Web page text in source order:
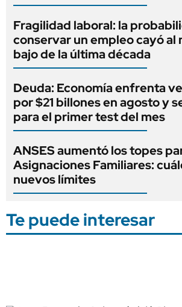
Fragilidad laboral: la
conservar un empleo cayó al
bajo de la última década
Deuda: Economía enfrenta
por $21 billones en agosto y
para el primer test del mes
ANSES aumentó los topes
Asignaciones Familiares:
nuevos límites
Te puede interesar